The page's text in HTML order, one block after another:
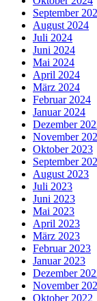
September
August 2024
Juli 2024
Juni 2024
Mai 2024
April 2024
März 2024
Februar 2024
Januar 2024
Dezember
November
Oktober 2023
September
August 2023
Juli 2023
Juni 2023
Mai 2023
April 2023
März 2023
Februar 2023
Januar 2023
Dezember
November
Oktober 2022